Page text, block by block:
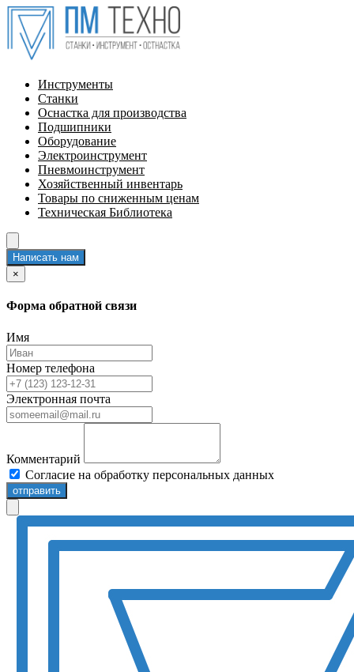
Инструменты
Станки
Оснастка для производства
Подшипники
Оборудование
Электроинструмент
Пневмоинструмент
Хозяйственный инвентарь
Товары по сниженным ценам
Техническая Библиотека
Написать нам
×
Форма обратной связи
Имя
Номер телефона
Электронная почта
Комментарий
Согласие на обработку персональных данных
отправить